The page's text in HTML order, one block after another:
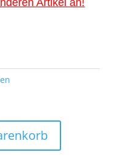
Artikel an!